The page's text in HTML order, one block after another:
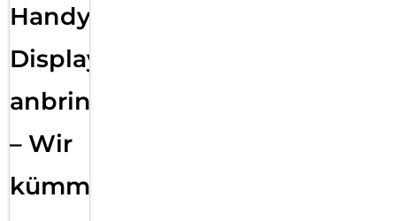
Handy
Displayfolie
anbringen
– Wir
kümmern